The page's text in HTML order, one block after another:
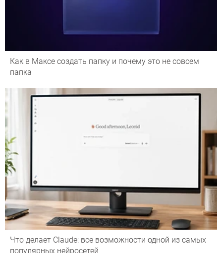
Как в Максе создать папку и почему это не совсем
папка
Что делает Сlaude: все возможности одной из самых
популярных нейросетей